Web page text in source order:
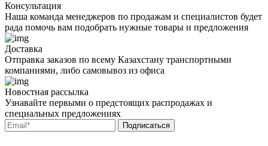
Консультация
Наша команда менеджеров по продажам и специалистов будет
рада помочь вам подобрать нужные товары и предложения
Доставка
Отправка заказов по всему Казахстану транспортными
компаниями, либо самовывоз из офиса
Новостная рассылка
Узнавайте первыми о предстоящих распродажах и
специальных предложениях